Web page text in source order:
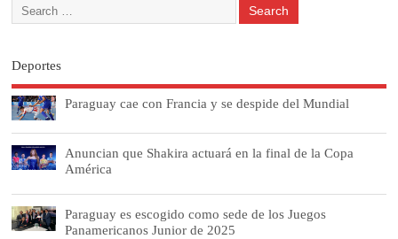
Deportes
Paraguay cae con Francia y se despide del Mundial
Anuncian que Shakira actuará en la final de la Copa
América
Paraguay es escogido como sede de los Juegos
Panamericanos Junior de 2025